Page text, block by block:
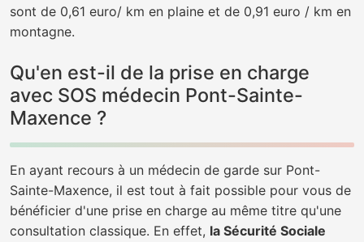
sont de 0,61 euro/ km en plaine et de 0,91 euro / km en
montagne.
Qu'en est-il de la prise en charge
avec SOS médecin Pont-Sainte-
Maxence ?
En ayant recours à un médecin de garde sur Pont-
Sainte-Maxence, il est tout à fait possible pour vous de
bénéficier d'une prise en charge au même titre qu'une
consultation classique. En effet, la Sécurité Sociale